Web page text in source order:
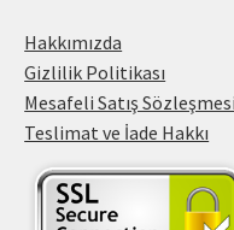
Hakkımızda
Gizlilik Politikası
Mesafeli Satış Sözleşmesi
Teslimat ve İade Hakkı